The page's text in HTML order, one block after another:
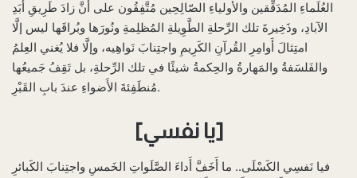
العُلَماءِ المُدَقِّقين والأَولياءِ الصّالِحِين مُتَّفِقُون على أنَّ زادَ طَرِيقِ أَبَدِ
الآبادِ، وذَخِيرةَ تلك الرِّحلةِ الطَّوِيلةِ المُظلِمةِ ونُورَها وبُراقَها ليس إلَّا
امتِثالَ أَوامِرِ القُرآنِ الكَرِيمِ واجتِنابَ نَواهِيه، وإلَّا فلا يُغني العِلمُ
والفَلسَفةُ والمَهارةُ والحِكمةُ شيئًا في تلك الرِّحلةِ، بل تَقِفُ جَميعُها
مُنطَفِئةَ الأَضواءِ عندَ بابِ القَبْرِ.
[يا نفسي]
فيا نَفسِي الكَسْلَى.. ما أَخَفَّ أَداءَ الصَّلَواتِ الخَمسِ واجتِنابَ الكَبائرِ